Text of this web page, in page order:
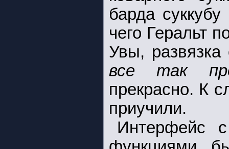
барда
чего Геральт
Увы,
все так
прекрасно. К
приучили.
Интерфейс